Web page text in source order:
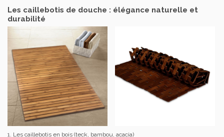
Les caillebotis de douche : élégance naturelle et
durabilité
1. Les caillebotis en bois (teck, bambou, acacia)